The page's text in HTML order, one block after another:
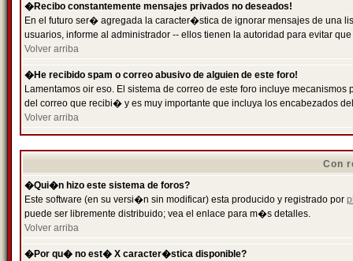
�Recibo constantemente mensajes privados no deseados!
En el futuro ser� agregada la caracter�stica de ignorar mensajes de una
usuarios, informe al administrador -- ellos tienen la autoridad para evitar
Volver arriba
�He recibido spam o correo abusivo de alguien de este foro!
Lamentamos oir eso. El sistema de correo de este foro incluye
del correo que recibi� y es muy importante que incluya los encabezados
Volver arriba
Con
�Qui�n hizo este sistema de foros?
Este software (en su versi�n sin modificar) esta producido y registrado por
puede ser libremente distribuido; vea el enlace para m�s detalles.
Volver arriba
�Por qu� no est� X caracter�stica disponible?